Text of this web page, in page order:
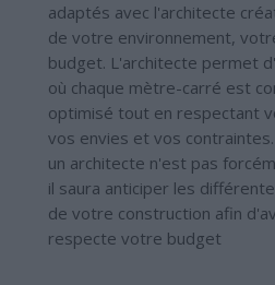
adaptés avec l'architecte
de votre environnement,
budget. L'architecte permet
où chaque mètre-carré est
optimisé tout en respectant
vos envies et vos
un architecte n'est pas
il saura anticiper les
de votre construction afin
respecte votre budget